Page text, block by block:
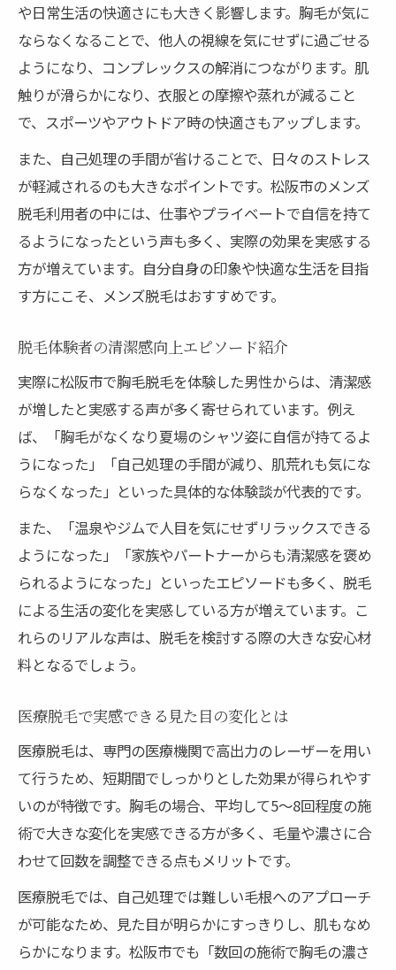
や日常生活の快適さにも大きく影響します。胸毛が気に
ならなくなることで、他人の視線を気にせずに過ごせる
ようになり、コンプレックスの解消につながります。肌
触りが滑らかになり、衣服との摩擦や蒸れが減ること
で、スポーツやアウトドア時の快適さもアップします。
また、自己処理の手間が省けることで、日々のストレス
が軽減されるのも大きなポイントです。松阪市のメンズ
脱毛利用者の中には、仕事やプライベートで自信を持て
るようになったという声も多く、実際の効果を実感する
方が増えています。自分自身の印象や快適な生活を目指
す方にこそ、メンズ脱毛はおすすめです。
脱毛体験者の清潔感向上エピソード紹介
実際に松阪市で胸毛脱毛を体験した男性からは、清潔感
が増したと実感する声が多く寄せられています。例え
ば、「胸毛がなくなり夏場のシャツ姿に自信が持てるよ
うになった」「自己処理の手間が減り、肌荒れも気にな
らなくなった」といった具体的な体験談が代表的です。
また、「温泉やジムで人目を気にせずリラックスできる
ようになった」「家族やパートナーからも清潔感を褒め
られるようになった」といったエピソードも多く、脱毛
による生活の変化を実感している方が増えています。こ
れらのリアルな声は、脱毛を検討する際の大きな安心材
料となるでしょう。
医療脱毛で実感できる見た目の変化とは
医療脱毛は、専門の医療機関で高出力のレーザーを用い
て行うため、短期間でしっかりとした効果が得られやす
いのが特徴です。胸毛の場合、平均して5～8回程度の施
術で大きな変化を実感できる方が多く、毛量や濃さに合
わせて回数を調整できる点もメリットです。
医療脱毛では、自己処理では難しい毛根へのアプローチ
が可能なため、見た目が明らかにすっきりし、肌もなめ
らかになります。松阪市でも「数回の施術で胸毛の濃さ